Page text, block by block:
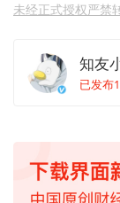
未经正式授权严禁
知友
已发布